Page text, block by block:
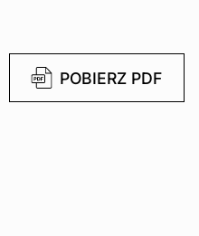
POBIERZ PDF